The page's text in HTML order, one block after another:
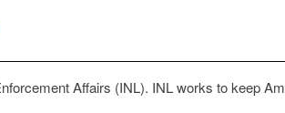
Affairs (INL). INL works to keep